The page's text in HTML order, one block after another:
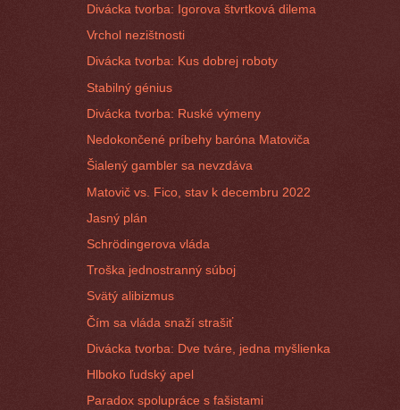
Divácka tvorba: Igorova štvrtková dilema
Vrchol nezištnosti
Divácka tvorba: Kus dobrej roboty
Stabilný génius
Divácka tvorba: Ruské výmeny
Nedokončené príbehy baróna Matoviča
Šialený gambler sa nevzdáva
Matovič vs. Fico, stav k decembru 2022
Jasný plán
Schrödingerova vláda
Troška jednostranný súboj
Svätý alibizmus
Čím sa vláda snaží strašiť
Divácka tvorba: Dve tváre, jedna myšlienka
Hlboko ľudský apel
Paradox spolupráce s fašistami